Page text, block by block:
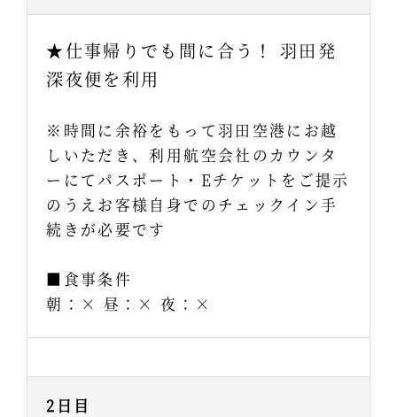
★仕事帰りでも間に合う！ 羽田発
深夜便を利用
※時間に余裕をもって羽田空港にお越
しいただき、利用航空会社のカウンタ
ーにてパスポート・Eチケットをご提示
のうえお客様自身でのチェックイン手
続きが必要です
■食事条件
朝：× 昼：× 夜：×
2日目